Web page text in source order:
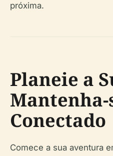
próxima.
Planeie a
Mantenha-
Conectado
Comece a sua aventura